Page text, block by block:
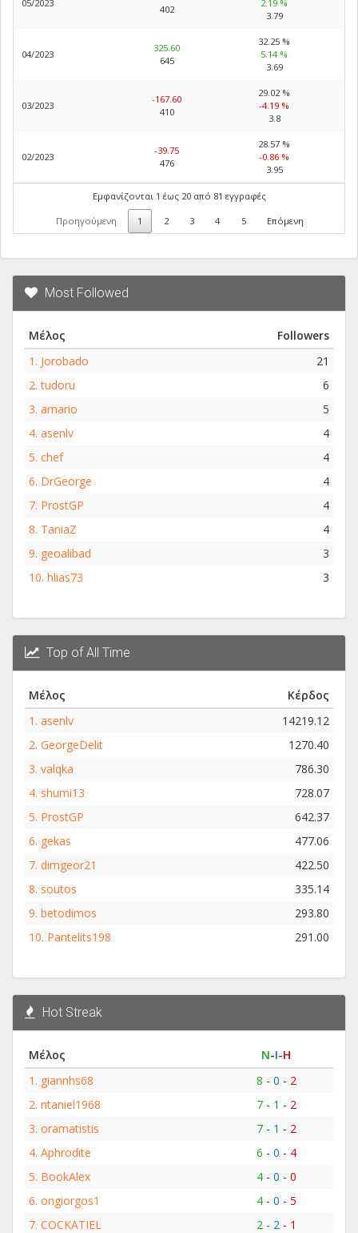
05/2023
402
2.19 %
3.79
04/2023
325.60
645
32.25 %
5.14 %
3.69
03/2023
-167.60
410
29.02 %
-4.19 %
3.8
02/2023
-39.75
476
28.57 %
-0.86 %
3.95
Εμφανίζονται 1 έως 20 από 81 εγγραφές
Προηγούμενη 1 2 3 4 5 Επόμενη
Most Followed
Μέλος
Followers
1. Jorobado
21
2.tudoru
6
3. amario
5
4. asenlv
4
5. chef
4
6. DrGeorge
4
7. ProstGP
4
8. TaniaZ
4
9. geoalibad
3
10. hlias73 3
Top of All Time
Μέλος
Κέρδος
1. asenlv
14219.12
2. GeorgeDelit
1270.40
3. valqka
786.30
4. shumi13
728.07
5. ProstGP
642.37
6. gekas
477.06
7. dimgeor21
422.50
8. soutos
335.14
9. betodimos
293.80
10. Pantelits198 291.00
Hot Streak
Μέλος Ν-Ι-Η
1. giannhs68 8 - 0 - 2
2. ntaniel1968 7- 1 - 2
3. oramatistis 7- 1 - 2
4. Aphrodite 6 - 0 - 4
5. BookAlex 4- 0 - 0
6. ongiorgos1 4- 0 - 5
7. COCKATIEL 2 - 2 - 1